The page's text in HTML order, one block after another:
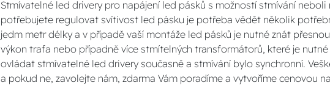
Stmívatelné led drivery pro napájení led pásků s možností stmívání
potřebujete regulovat svítivost led pásku je potřeba vědět několik
jedm metr délky a v případě vaší montáže led pásků je nutné znát
výkon trafa nebo případně více stmítelných transformátorů, které je
ovládat stmívatelné led drivery současně a stmívání bylo synchronní.
a pokud ne, zavolejte nám, zdarma Vám poradíme a vytvoříme cenovou